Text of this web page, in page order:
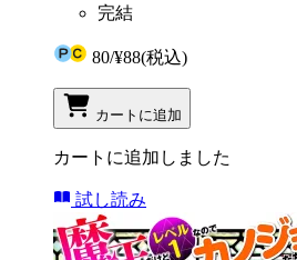
完結
80/¥88(税込)
カートに追加
カートに追加しました
試し読み